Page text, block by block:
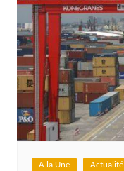
A la Une Actualité